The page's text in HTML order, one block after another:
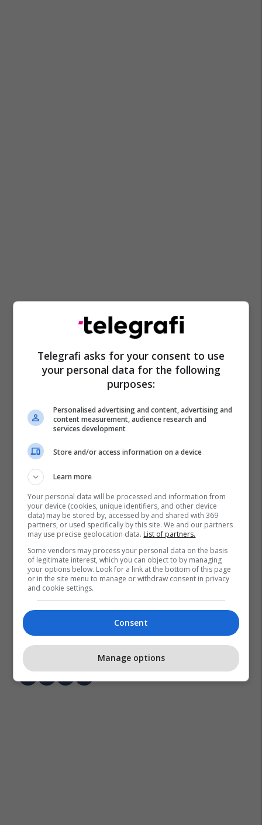
Telegrafi asks for your consent to use
your personal data for the following
purposes:
Personalised advertising and content, advertising and
content measurement, audience research and
services development
Store and/or access information on a device
Learn more
Your personal data will be processed and information from
your device (cookies, unique identifiers, and other device
data) may be stored by, accessed by and shared with 369
partners, or used specifically by this site. We and our partners
may use precise geolocation data. List of partners.
Some vendors may process your personal data on the basis
of legitimate interest, which you can object to by managing
your options below. Look for a link at the bottom of this page
or in the site menu to manage or withdraw consent in privacy
and cookie settings.
Consent
Manage options